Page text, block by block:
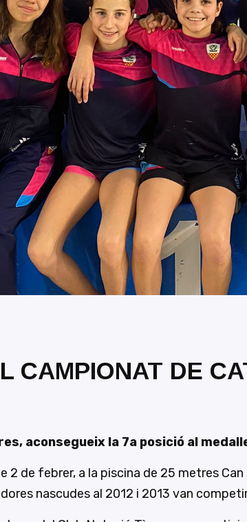
CAMPIONAT DE
aconsegueix la 7a posició al
2 de febrer, a la piscina de 25 metres
nascudes al 2012 i 2013 van